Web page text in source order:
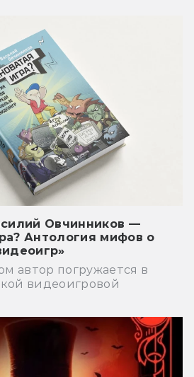
Овчинников —
Антология мифов о
автор погружается в
видеоигровой